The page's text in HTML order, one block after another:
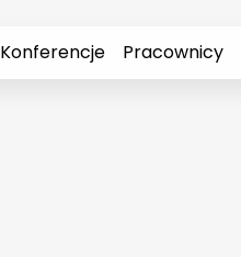
Konferencje Pracownicy